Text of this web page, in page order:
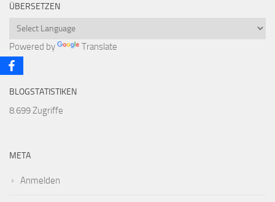
ÜBERSETZEN
Powered by Translate
BLOGSTATISTIKEN
8.699 Zugriffe
META
Anmelden